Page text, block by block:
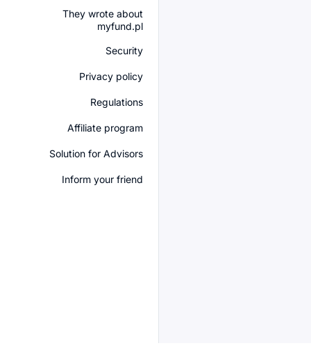
They wrote about
myfund.pl
Security
Privacy policy
Regulations
Affiliate program
Solution for Advisors
Inform your friend